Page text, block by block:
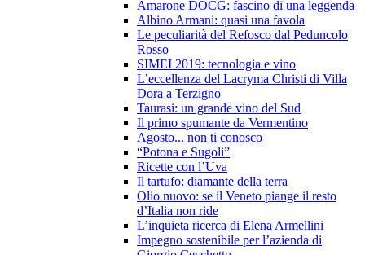
Amarone DOCG: fascino di una leggenda
Albino Armani: quasi una favola
Le peculiarità del Refosco dal Peduncolo
Rosso
SIMEI 2019: tecnologia e vino
L’eccellenza del Lacryma Christi di Villa
Dora a Terzigno
Taurasi: un grande vino del Sud
Il primo spumante da Vermentino
Agosto... non ti conosco
“Potona e Sugoli”
Ricette con l’Uva
Il tartufo: diamante della terra
Olio nuovo: se il Veneto piange il resto
d’Italia non ride
L’inquieta ricerca di Elena Armellini
Impegno sostenibile per l’azienda di